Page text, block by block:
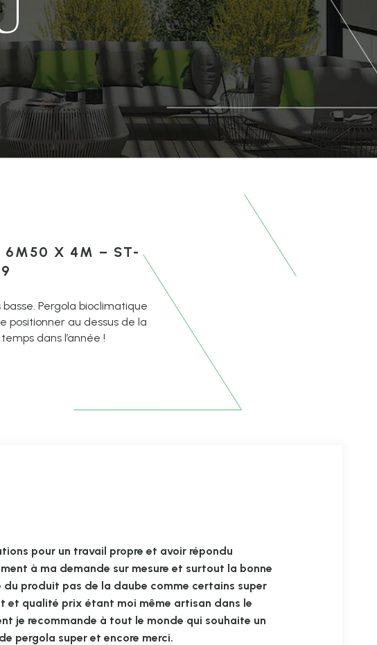
6M50 X 4M – ST-
Pergola bioclimatique
positionner au dessus de la
dans l’année !
pour un travail propre et avoir répondu
à ma demande sur mesure et surtout la bonne
du produit pas de la daube comme certains super
et qualité prix étant moi même artisan dans le
je recommande à tout le monde qui souhaite un
pergola super et encore merci.